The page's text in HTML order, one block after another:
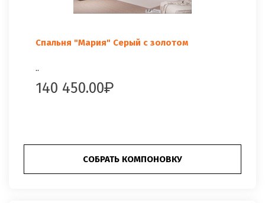
Спальня "Мария" Серый с золотом
..
140 450.00
СОБРАТЬ КОМПОНОВКУ